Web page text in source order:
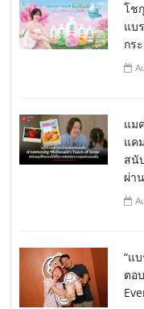
โช
แบ
กร
แม
แค
สนั
ผ่า
“แ
ตอ